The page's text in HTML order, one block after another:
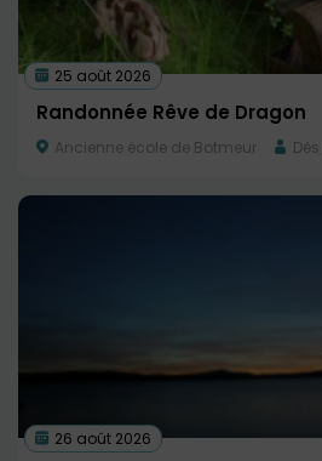
25 août 2026
Randonnée Rêve de Dragon
Ancienne école de Botmeur
26 août 2026